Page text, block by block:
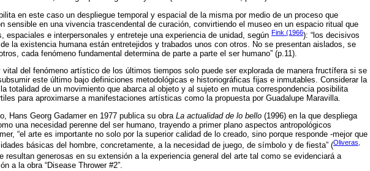
en este caso un despliegue temporal y espacial de la misma por medio de un proceso que
sensible en una vivencia trascendental de curación, convirtiendo el museo en un espacio ritual que
espaciales e interpersonales y entreteje una experiencia de unidad, según Fink (1966): “los decisivos
la existencia humana están entretejidos y trabados unos con otros. No se presentan aislados, se
cada fenómeno fundamental determina de parte a parte el ser humano” (p.11).
del fenómeno artístico de los últimos tiempos solo puede ser explorada de manera fructífera si se
este último bajo definiciones metodológicas e historiográficas fijas e inmutables. Considerar la
totalidad de un movimiento que abarca al objeto y al sujeto en mutua correspondencia posibilita
para aproximarse a manifestaciones artísticas como la propuesta por Guadalupe Maravilla.
Hans Georg Gadamer en 1977 publica su obra La actualidad de lo bello (1996) en la que despliega
una necesidad perenne del ser humano, trayendo a primer plano aspectos antropológicos
“el arte es importante no solo por la superior calidad de lo creado, sino porque responde -mejor que
básicas del hombre, concretamente, a la necesidad de juego, de símbolo y de fiesta” (Oliveras,
resultan generosas en su extensión a la experiencia general del arte tal como se evidenciará a
a la obra “Disease Thrower #2”.